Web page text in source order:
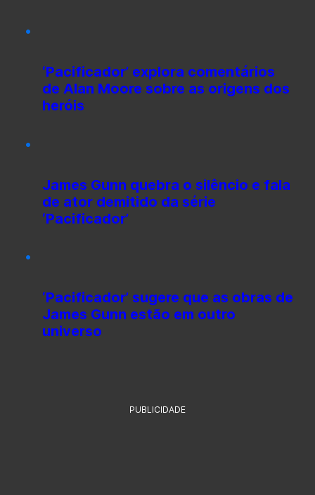
‘Pacificador’ explora comentários
de Alan Moore sobre as origens dos
heróis
James Gunn quebra o silêncio e fala
de ator demitido da série
‘Pacificador’
‘Pacificador’ sugere que as obras de
James Gunn estão em outro
universo
PUBLICIDADE